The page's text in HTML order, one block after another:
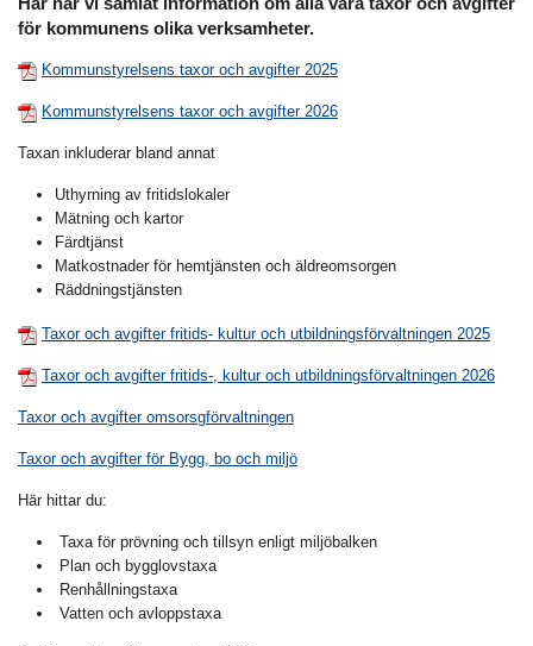
för kommunens olika verksamheter.
Kommunstyrelsens taxor och avgifter 2025
Kommunstyrelsens taxor och avgifter 2026
Taxan inkluderar bland annat
Uthyrning av fritidslokaler
Mätning och kartor
Färdtjänst
Matkostnader för hemtjänsten och äldreomsorgen
Räddningstjänsten
Taxor och avgifter fritids- kultur och utbildningsförvaltningen 2025
Taxor och avgifter fritids-, kultur och utbildningsförvaltningen 2026
Taxor och avgifter omsorsgförvaltningen
Taxor och avgifter för Bygg, bo och miljö
Här hittar du:
Taxa för prövning och tillsyn enligt miljöbalken
Plan och bygglovstaxa
Renhållningstaxa
Vatten och avloppstaxa